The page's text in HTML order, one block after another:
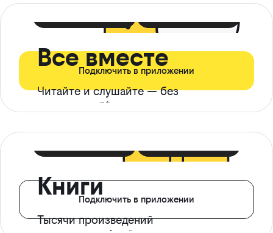
Все вместе
Читайте и слушайте — без
ограничений*
Подключить в приложении
Книги
Тысячи произведений
Подключить в приложении